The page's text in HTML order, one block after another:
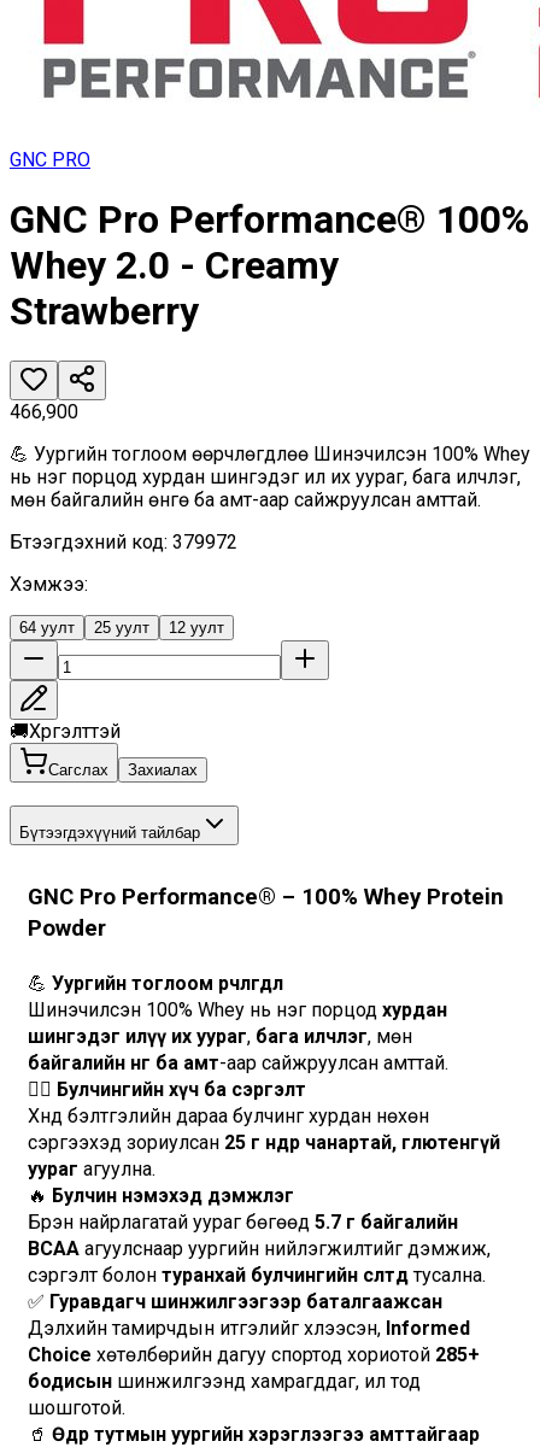
GNC PRO
GNC Pro Performance® 100%
Whey 2.0 - Creamy
Strawberry
466,900
💪 Уургийн тоглоом өөрчлөгдлөө Шинэчилсэн 100% Whey
нь нэг порцод хурдан шингэдэг илүү их уураг, бага илчлэг,
мөн байгалийн өнгө ба амт-аар сайжруулсан амттай.
Бүтээгдэхүүний код: 379972
Хэмжээ:
64 уулт 25 уулт 12 уулт
🚚Хүргэлттэй
Сагслах Захиалах
Бүтээгдэхүүний тайлбар
GNC Pro Performance® – 100% Whey Protein
Powder
💪 Уургийн тоглоом өөрчлөгдлөө
Шинэчилсэн 100% Whey нь нэг порцод хурдан
шингэдэг илүү их уураг, бага илчлэг
байгалийн өнгө ба амт-аар сайжруулсан амттай.
🏋️‍♂️ Булчингийн хүч ба сэргэлт
Хүнд бэлтгэлийн дараа булчинг хурдан нөхөн
сэргээхэд зориулсан 25 г өндөр чанартай, глютенгүй
уураг агуулна.
🔥 Булчин нэмэхэд дэмжлэг
Бүрэн найрлагатай уураг бөгөөд 5.7 г байгалийн
BCAA агуулснаар уургийн нийлэгжилтийг дэмжиж,
сэргэлт болон туранхай булчингийн өсөлтөд тусална.
✅ Гуравдагч шинжилгээгээр баталгаажсан
Дэлхийн тамирчдын итгэлийг хүлээсэн, Informed
Choice хөтөлбөрийн дагуу спортод хориотой 285+
бодисын шинжилгээнд хамрагддаг, ил тод
шошготой.
🥤 Өдөр тутмын уургийн хэрэглээгээ амттайгаар